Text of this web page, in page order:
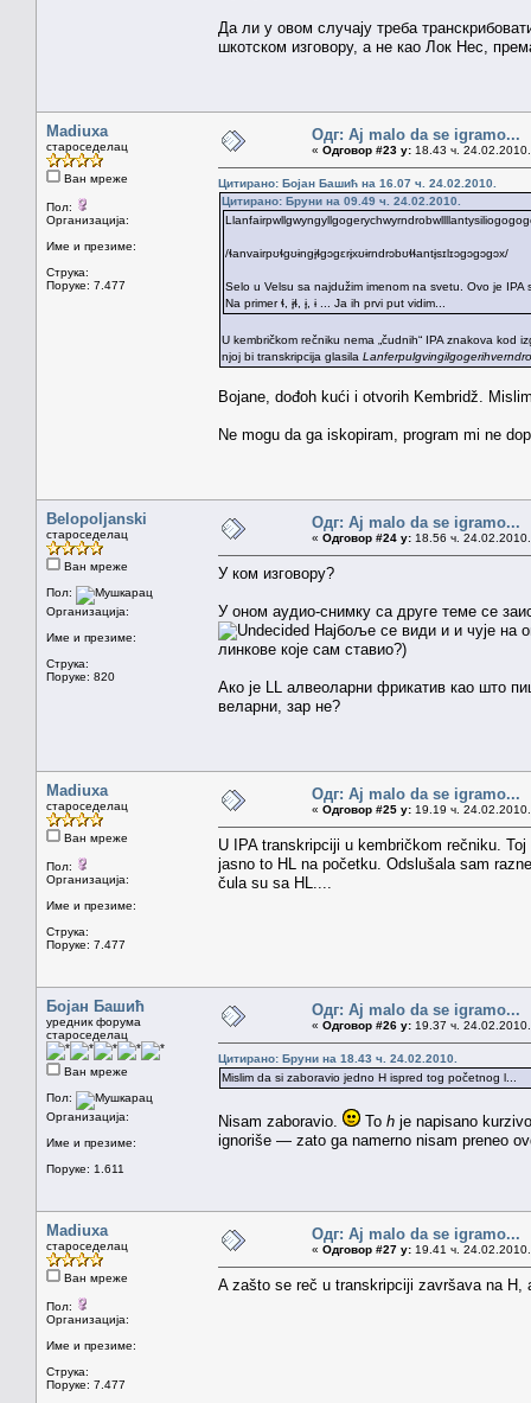
Да ли у овом случају треба
шкотском изговору, а не као Лок Нес,
Madiuxa
староседелац
Ван мреже
Пол:
Организација:
Име и презиме:
Струка:
Поруке: 7.477
Одг: Aj malo da se igramo...
« Одговор #23 у: 18.43 ч.
Цитирано: Бојан Башић на 16.07 ч. 24.02.2010.
Цитирано: Бруни на 09.49 ч. 24.02.2010.
/ɬanvairpʊɬgʊɨngɨ̞ɬgɔgɛrɨ̞xʊɨrndrɔbʊɬɬantɨ̞sɪlɪɔgɔgɔgɔx/
Selo u Velsu sa najdužim imenom na svetu. Ovo je
Na primer ɬ, ɨ̞ɬ, ɨ̞, ɨ ... Ja ih prvi put vidim...
U kembričkom rečniku nema „čudnih“ IPA znakova kod
njoj bi transkripcija glasila
Bojane, dođoh kući i otvorih Kembridž.
Ne mogu da ga iskopiram, program mi ne
Belopoljanski
староседелац
Ван мреже
Пол:
Организација:
Име и презиме:
Струка:
Поруке: 820
Одг: Aj malo da se igramo...
« Одговор #24 у: 18.56 ч.
У ком изговору?
У оном аудио-снимку са друге теме се
Најбоље се види и и чује на
линкове које сам ставио?)
Ако је LL алвеоларни фрикатив као што
веларни, зар не?
Madiuxa
староседелац
Ван мреже
Пол:
Организација:
Име и презиме:
Струка:
Поруке: 7.477
Одг: Aj malo da se igramo...
« Одговор #25 у: 19.19 ч.
U IPA transkripciji u kembričkom rečniku.
jasno to HL na početku. Odslušala sam
čula su sa HL....
Бојан Башић
уредник форума
староседелац
Ван мреже
Пол:
Организација:
Име и презиме:
Поруке: 1.611
Одг: Aj malo da se igramo...
« Одговор #26 у: 19.37 ч.
Цитирано: Бруни на 18.43 ч. 24.02.2010.
Mislim da si zaboravio jedno H ispred tog početnog l...
Nisam zaboravio. To h je napisano
ignoriše — zato ga namerno nisam preneo
Madiuxa
староседелац
Ван мреже
Пол:
Организација:
Име и презиме:
Струка:
Поруке: 7.477
Одг: Aj malo da se igramo...
« Одговор #27 у: 19.41 ч.
A zašto se reč u transkripciji završava na H,